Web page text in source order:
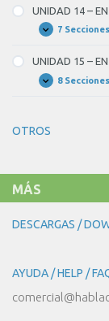
LA
FIESTA?
–
EN
EL
MERCADO
UNIDAD 14 –
Expandir
UNIDAD
–
EN
EL
RESTAURANTE
7
UNIDAD 15 – EN
Expandir
UNIDAD
EL
8
OTROS
MÁS
DESCARGAS /
AYUDA / HELP /